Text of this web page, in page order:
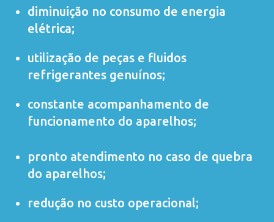
diminuição no consumo de energia
elétrica;
utilização de peças e fluidos
refrigerantes genuínos;
constante acompanhamento de
funcionamento do aparelhos;
pronto atendimento no caso de quebra
do aparelhos;
redução no custo operacional;